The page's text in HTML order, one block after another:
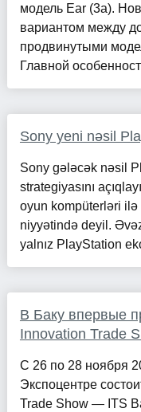
модель Ear (3a).
вариантом между
продвинутыми
Главной
Sony yeni nəsil
Sony gələcək nəsil
strategiyasını
oyun kompüterləri
niyyətində deyil.
yalnız PlayStation
В Баку впервые
Innovation Trade
С 26 по 28 ноября
Экспоцентре
Trade Show — ITS